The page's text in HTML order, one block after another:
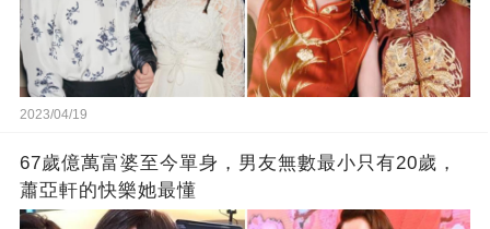
2023/04/19
67歲億萬富婆至今單身，男友無數最小只有20歲，
蕭亞軒的快樂她最懂